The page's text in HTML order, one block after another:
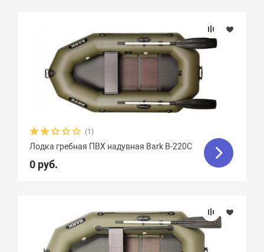
(1)
Лодка гребная ПВХ надувная Bark B-220С
0 руб.